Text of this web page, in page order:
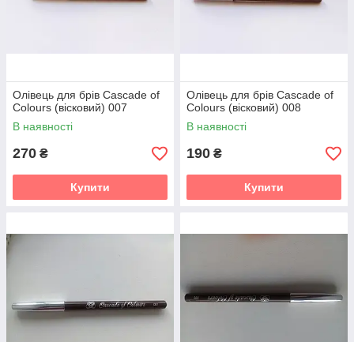
Олівець для брів Cascade of
Colours (вісковий) 007
В наявності
270 ₴
Купити
Олівець для брів Cascade of
Colours (вісковий) 008
В наявності
190 ₴
Купити